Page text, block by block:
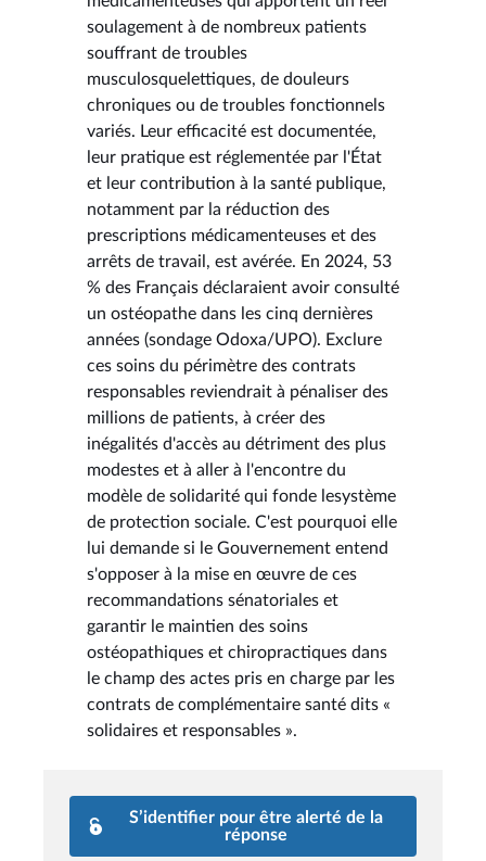
soulagement à de nombreux patients
souffrant de troubles
musculosquelettiques, de douleurs
chroniques ou de troubles fonctionnels
variés. Leur efficacité est documentée,
leur pratique est réglementée par l'État
et leur contribution à la santé publique,
notamment par la réduction des
prescriptions médicamenteuses et des
arrêts de travail, est avérée. En 2024, 53
% des Français déclaraient avoir consulté
un ostéopathe dans les cinq dernières
années (sondage Odoxa/UPO). Exclure
ces soins du périmètre des contrats
responsables reviendrait à pénaliser des
millions de patients, à créer des
inégalités d'accès au détriment des plus
modestes et à aller à l'encontre du
modèle de solidarité qui fonde lesystème
de protection sociale. C'est pourquoi elle
lui demande si le Gouvernement entend
s'opposer à la mise en œuvre de ces
recommandations sénatoriales et
garantir le maintien des soins
ostéopathiques et chiropractiques dans
le champ des actes pris en charge par les
contrats de complémentaire santé dits «
solidaires et responsables ».
S’identifier pour être alerté de la
réponse